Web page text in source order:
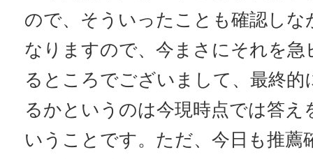
ので、そういったことも確認しな
なりますので、今まさにそれを急
るところでございまして、最終
るかというのは今現時点では答え
いうことです。ただ、今日も推薦